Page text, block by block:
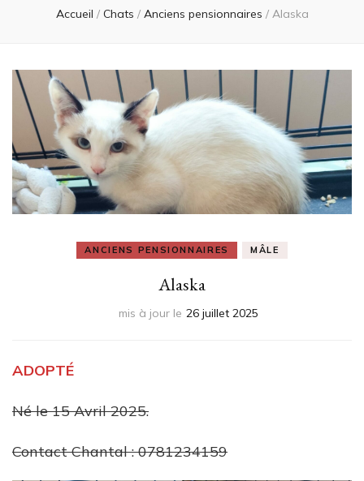
Accueil / Chats / Anciens pensionnaires / Alaska
ANCIENS PENSIONNAIRES MÂLE
Alaska
mis à jour le 26 juillet 2025
ADOPTÉ
Né le 15 Avril 2025.
Contact Chantal : 0781234159